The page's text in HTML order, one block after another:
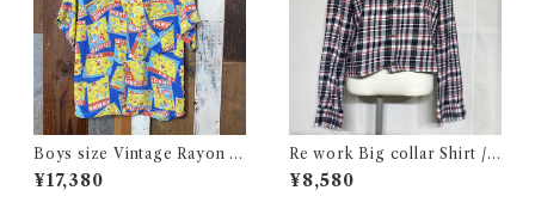
Boys size Vintage Rayon H
awaiian Shirt / ボーイズ サイ
ズ ヴィンテージ レーヨン ハワ
¥17,380
Re work Big collar Shirt /
リワーク ビックカラー シャツ
古着
¥8,580